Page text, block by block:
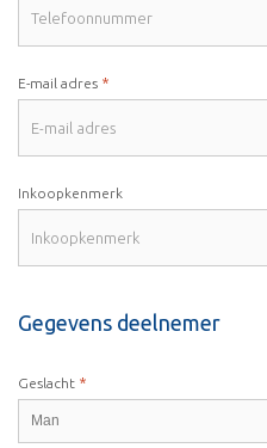
E-mail adres *
Inkoopkenmerk
Gegevens deelnemer
Geslacht *